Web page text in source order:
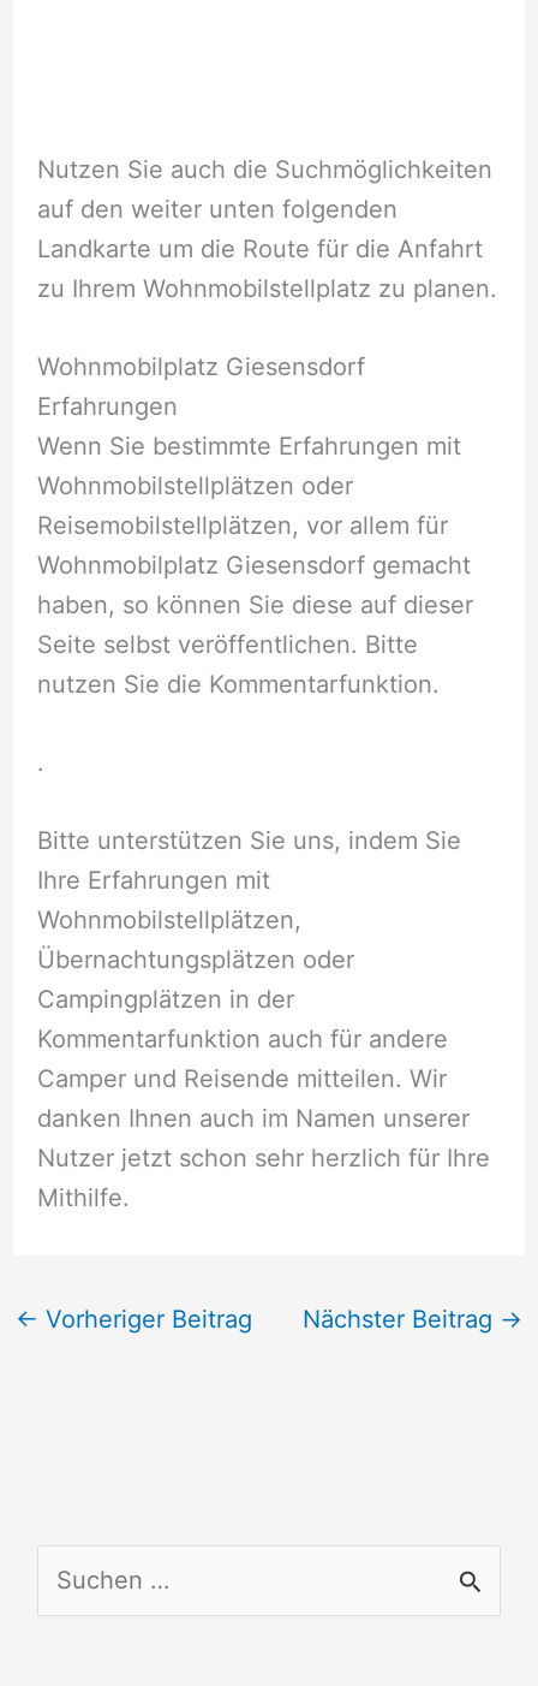
Nutzen Sie auch die Suchmöglichkeiten
auf den weiter unten folgenden
Landkarte um die Route für die Anfahrt
zu Ihrem Wohnmobilstellplatz zu planen.
Wohnmobilplatz Giesensdorf
Erfahrungen
Wenn Sie bestimmte Erfahrungen mit
Wohnmobilstellplätzen oder
Reisemobilstellplätzen, vor allem für
Wohnmobilplatz Giesensdorf gemacht
haben, so können Sie diese auf dieser
Seite selbst veröffentlichen. Bitte
nutzen Sie die Kommentarfunktion.
.
Bitte unterstützen Sie uns, indem Sie
Ihre Erfahrungen mit
Wohnmobilstellplätzen,
Übernachtungsplätzen oder
Campingplätzen in der
Kommentarfunktion auch für andere
Camper und Reisende mitteilen. Wir
danken Ihnen auch im Namen unserer
Nutzer jetzt schon sehr herzlich für Ihre
Mithilfe.
← Vorheriger Beitrag Nächster Beitrag →
u